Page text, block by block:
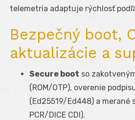
telemetria adaptuje rýchlosť
Bezpečný boot,
aktualizácie a
Secure boot so
(ROM/OTP), overenie
(Ed25519/Ed448) a merané
PCR/DICE CDI).